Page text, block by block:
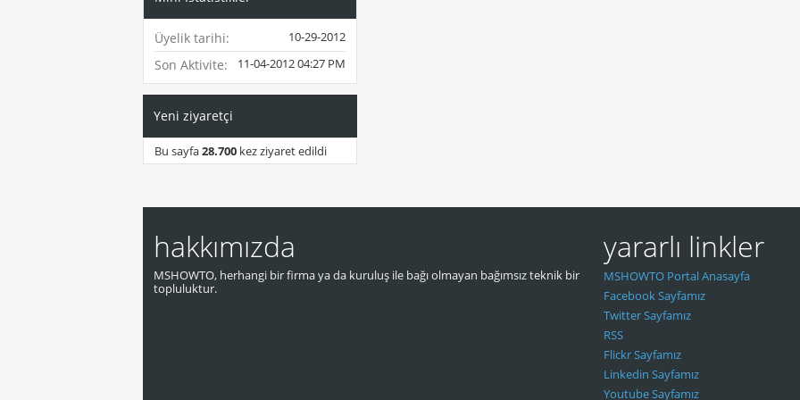
Üyelik tarihi 10-29-2012
Son Aktivite 11-04-201204:27 PM
Yeni ziyaretçi
Bu sayfa28.700 kez ziyaret edildi
hakkımızda
MSHOWTO, herhangi bir firma ya da kuruluş ile bağı olmayan bağımsız teknik bir
topluluktur.
yararlı linkler
MSHOWTO Portal Anasayfa
Facebook Sayfamız
Twitter Sayfamız
RSS
Flickr Sayfamız
Linkedin Sayfamız
Youtube Sayfamız